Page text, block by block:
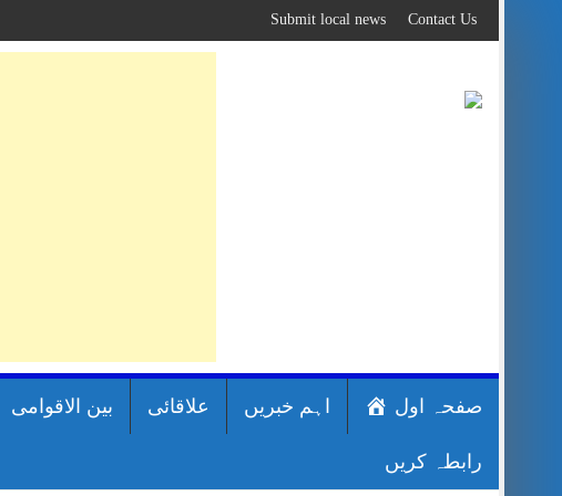
to
content
Contact Us
Submit local news
صفحہ اول اہم خبریں علاقائی بین الاقوامی
رابطہ کریں